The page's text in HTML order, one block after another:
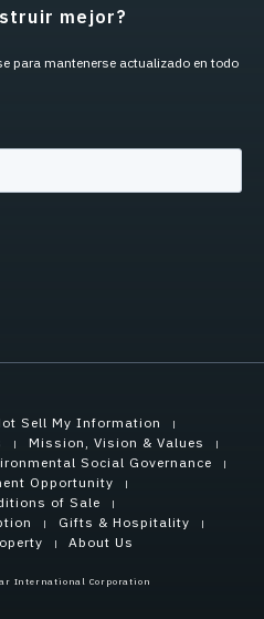
mejor?
para mantenerse actualizado en todo
Sell My Information
Mission, Vision & Values
Social Governance
Opportunity
of Sale
Gifts & Hospitality
About Us
International Corporation